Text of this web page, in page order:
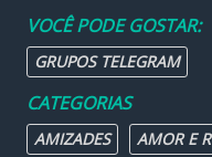
VOCÊ PODE GOSTAR:
GRUPOS TELEGRAM
CATEGORIAS
AMIZADES AMOR E